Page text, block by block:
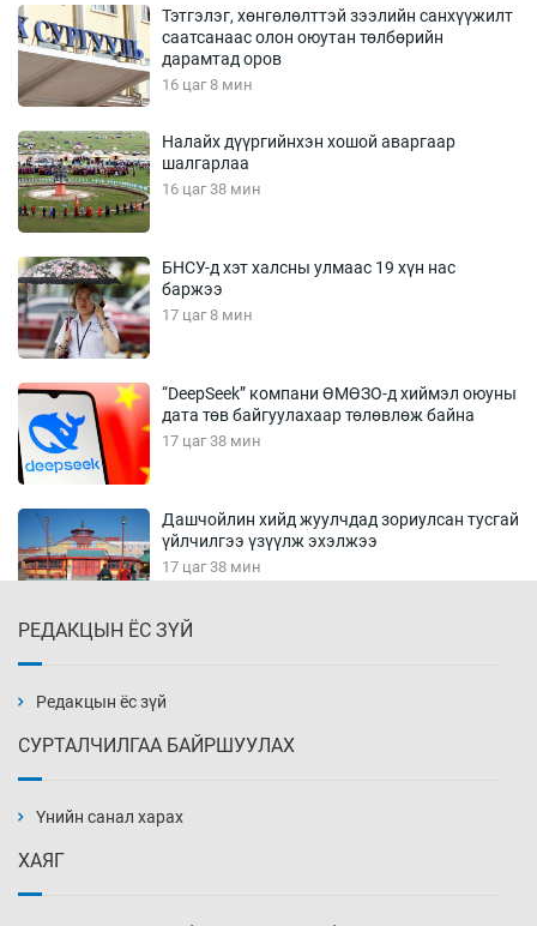
Тэтгэлэг, хөнгөлөлттэй зээлийн санхүүжилт
саатсанаас олон оюутан төлбөрийн
дарамтад оров
16 цаг 8 мин
Налайх дүүргийнхэн хошой аваргаар
шалгарлаа
16 цаг 38 мин
БНСУ-д хэт халсны улмаас 19 хүн нас
баржээ
17 цаг 8 мин
“DeepSeek” компани ӨМӨЗО-д хиймэл оюуны
дата төв байгуулахаар төлөвлөж байна
17 цаг 38 мин
Дашчойлин хийд жуулчдад зориулсан тусгай
үйлчилгээ үзүүлж эхэлжээ
17 цаг 38 мин
18 цаг 8 мин
18 цаг 38 мин
РЕДАКЦЫН ЁС ЗҮЙ
Редакцын ёс зүй
СУРТАЛЧИЛГАА БАЙРШУУЛАХ
Үнийн санал харах
ХАЯГ